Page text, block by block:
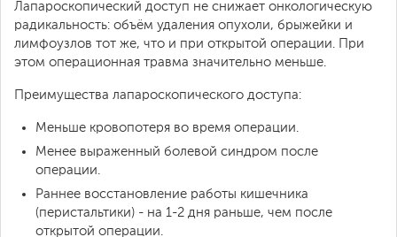
Лапароскопический доступ не снижает онкологическую
радикальность: объём удаления опухоли, брыжейки и
лимфоузлов тот же, что и при открытой операции. При
этом операционная травма значительно меньше.
Преимущества лапароскопического доступа:
Меньше кровопотеря во время операции.
Менее выраженный болевой синдром после
операции.
Раннее восстановление работы кишечника
(перистальтики) - на 1-2 дня раньше, чем после
открытой операции.